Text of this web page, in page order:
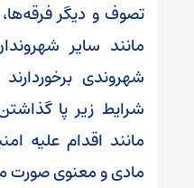
تصوف و دیگر
مانند سایر
شهروندی
شرایط زیر پا
مانند اقدام علیه
مادی و معنوی صورت